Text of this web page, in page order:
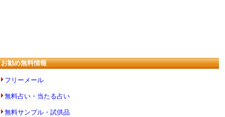
お勧め無料情報
フリーメール
無料占い・当たる占い
無料サンプル・試供品